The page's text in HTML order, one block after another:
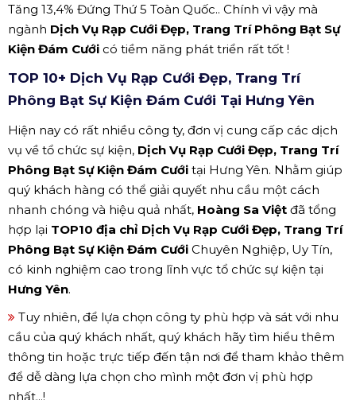
Tăng 13,4% Đứng Thứ 5 Toàn Quốc.. Chính vì vậy mà
ngành Dịch Vụ Rạp Cưới Đẹp, Trang Trí Phông Bạt Sự
Kiện Đám Cưới có tiềm năng phát triển rất tốt !
TOP 10+ Dịch Vụ Rạp Cưới Đẹp, Trang Trí
Phông Bạt Sự Kiện Đám Cưới Tại Hưng Yên
Hiện nay có rất nhiều công ty, đơn vị cung cấp các dịch
vụ về tổ chức sự kiện, Dịch Vụ Rạp Cưới Đẹp, Trang Trí
Phông Bạt Sự Kiện Đám Cưới tại Hưng Yên. Nhằm giúp
quý khách hàng có thể giải quyết nhu cầu một cách
nhanh chóng và hiệu quả nhất, Hoàng Sa Việt đã tổng
hợp lại TOP10 địa chỉ Dịch Vụ Rạp Cưới Đẹp, Trang Trí
Phông Bạt Sự Kiện Đám Cưới Chuyên Nghiệp, Uy Tín,
có kinh nghiệm cao trong lĩnh vực tổ chức sự kiện tại
Hưng Yên.
Tuy nhiên, để lựa chọn công ty phù hợp và sát với nhu
cầu của quý khách nhất, quý khách hãy tìm hiểu thêm
thông tin hoặc trực tiếp đến tận nơi để tham khảo thêm
để dễ dàng lựa chọn cho mình một đơn vị phù hợp
nhất...!